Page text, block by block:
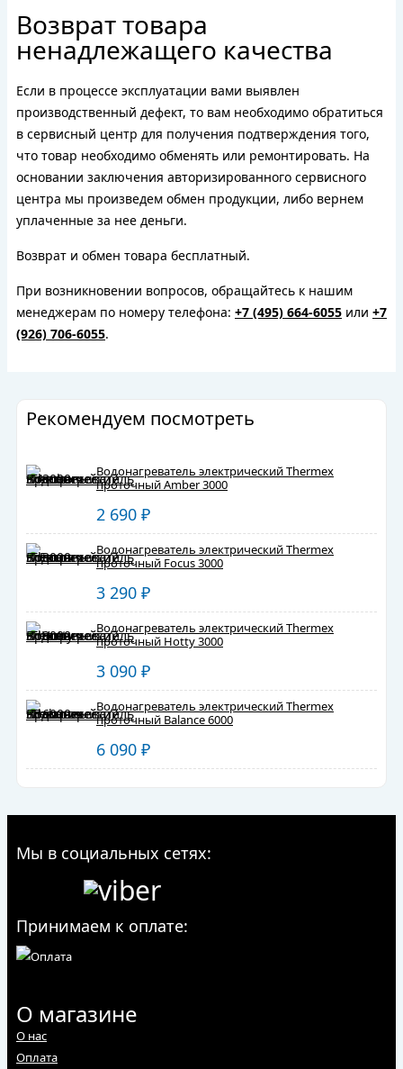
Возврат товара
ненадлежащего качества
Если в процессе эксплуатации вами выявлен
производственный дефект, то вам необходимо обратиться
в сервисный центр для получения подтверждения того,
что товар необходимо обменять или ремонтировать. На
основании заключения авторизированного сервисного
центра мы произведем обмен продукции, либо вернем
уплаченные за нее деньги.
Возврат и обмен товара бесплатный.
При возникновении вопросов, обращайтесь к нашим
менеджерам по номеру телефона: +7 (495) 664-6055 или +7
(926) 706-6055.
Рекомендуем посмотреть
Водонагреватель электрический Thermex
проточный Amber 3000
2 690 ₽
Водонагреватель электрический Thermex
проточный Focus 3000
3 290 ₽
Водонагреватель электрический Thermex
проточный Hotty 3000
3 090 ₽
Водонагреватель электрический Thermex
проточный Balance 6000
6 090 ₽
Мы в социальных сетях:
Принимаем к оплате:
О магазине
О нас
Оплата